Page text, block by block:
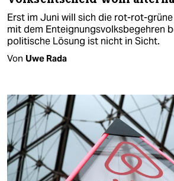
Erst im Juni will sich die rot-rot-
mit dem Enteignungsvolksbegehren
politische Lösung ist nicht in Sicht.
Von Uwe Rada